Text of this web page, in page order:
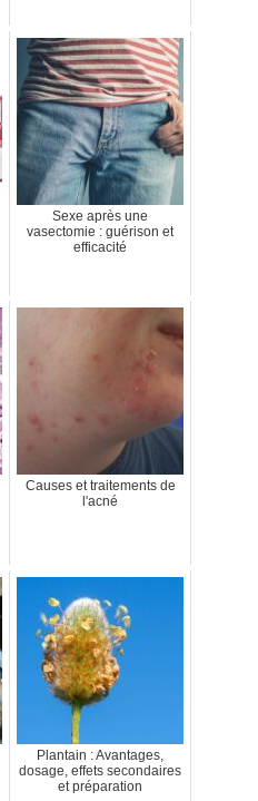
Sexe après une
vasectomie : guérison et
efficacité
Causes et traitements de
l'acné
Plantain : Avantages,
dosage, effets secondaires
et préparation